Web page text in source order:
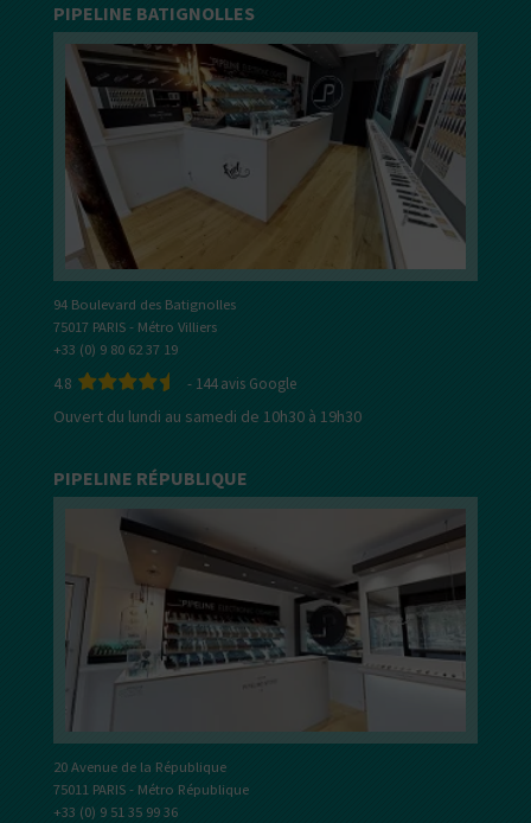
PIPELINE BATIGNOLLES
94 Boulevard des Batignolles
75017 PARIS - Métro Villiers
+33 (0) 9 80 62 37 19
4.8 - 144avis Google
Ouvert du lundi au samedi de 10h30 à 19h30
PIPELINE RÉPUBLIQUE
20 Avenue de la République
75011 PARIS - Métro République
+33 (0) 9 51 35 99 36